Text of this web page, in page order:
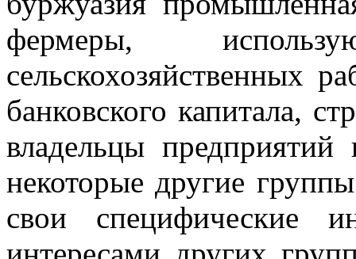
фермеры,
сельскохозяйственных
банковского капитала,
владельцы
некоторые другие
свои специфические